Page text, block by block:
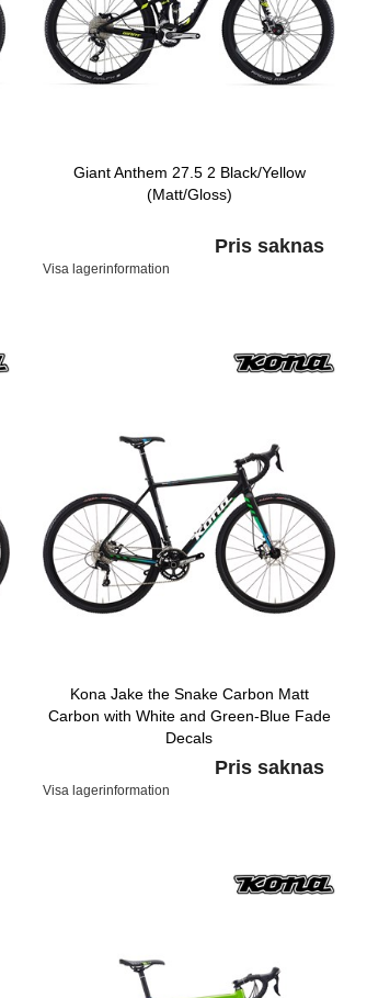
Giant Anthem 27.5 2 Black/Yellow
(Matt/Gloss)
Pris saknas
Visa lagerinformation
Kona Jake the Snake Carbon Matt
Carbon with White and Green-Blue Fade
Decals
Pris saknas
Visa lagerinformation